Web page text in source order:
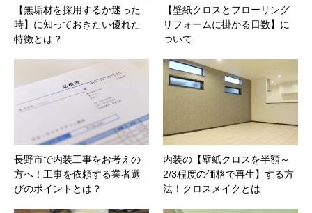
【無垢材を採用するか迷った
時】に知っておきたい優れた
特徴とは？
【壁紙クロスとフローリング
リフォームに掛かる日数】に
ついて
長野市で内装工事をお考えの
方へ！工事を依頼する業者選
びのポイントとは？
内装の【壁紙クロスを半額～
2/3程度の価格で再生】する方
法！クロスメイクとは